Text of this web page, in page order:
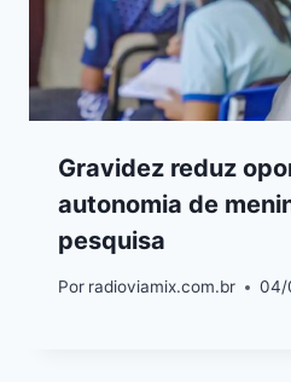
Gravidez reduz
autonomia de
pesquisa
Por radioviamix.com.br 04/